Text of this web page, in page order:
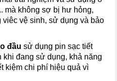
mà không sợ bị hư hỏng,
vệ sinh, sử dụng và bảo
đầusử dụng pin sạc tiết
khi đang sử dụng, khả năng
kiệm chi phí hiệu quả vì